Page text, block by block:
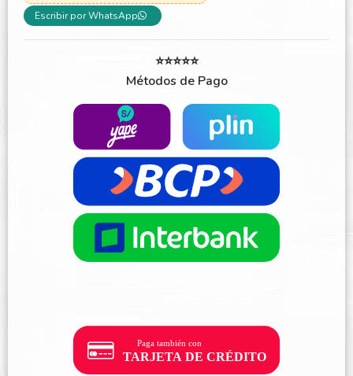
Escribir por WhatsApp
⭐⭐⭐⭐⭐
Métodos de Pago